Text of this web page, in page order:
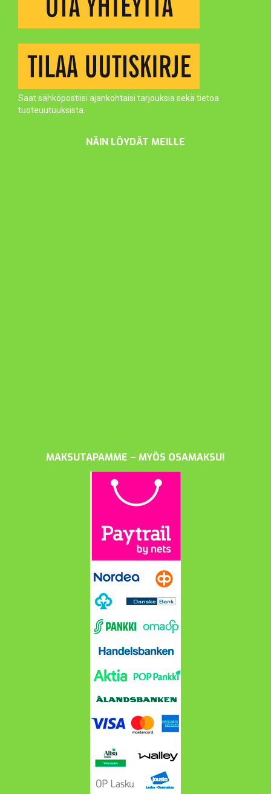
Saat sähköpostiisi ajankohtaisi tarjouksia sekä tietoa
tuoteuutuuksista.
NÄIN LÖYDÄT MEILLE
MAKSUTAPAMME – MYÖS OSAMAKSU!